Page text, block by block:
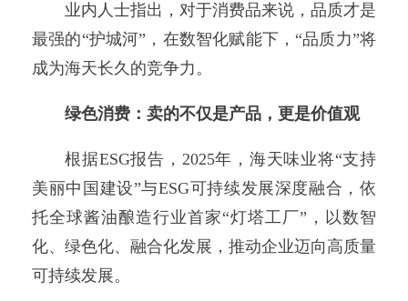
业内人士指出，对于消费品来说，品质才是
最强的“护城河”，在数智化赋能下，“品质力”将
成为海天长久的竞争力。
绿色消费：卖的不仅是产品，更是价值观
根据ESG报告，2025年，海天味业将“支持
美丽中国建设”与ESG可持续发展深度融合，依
托全球酱油酿造行业首家“灯塔工厂”，以数智
化、绿色化、融合化发展，推动企业迈向高质量
可持续发展。